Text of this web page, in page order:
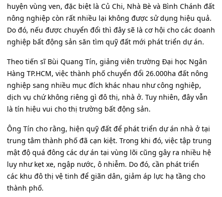
huyện vùng ven, đặc biệt là Củ Chi, Nhà Bè và Bình Chánh đất
nông nghiệp còn rất nhiều lại không được sử dụng hiệu quả.
Do đó, nếu được chuyển đổi thì đây sẽ là cơ hội cho các doanh
nghiệp bất động sản săn tìm quỹ đất mới phát triển dự án.
Theo tiến sĩ Bùi Quang Tín, giảng viên trường Đại học Ngân
Hàng TP.HCM, việc thành phố chuyển đổi 26.000ha đất nông
nghiệp sang nhiều mục đích khác nhau như công nghiệp,
dịch vụ chứ không riêng gì đô thị, nhà ở. Tuy nhiên, đây vẫn
là tín hiệu vui cho thị trường bất động sản.
Ông Tín cho rằng, hiện quỹ đất để phát triển dự án nhà ở tại
trung tâm thành phố đã cạn kiệt. Trong khi đó, việc tập trung
mật độ quá đông các dự án tại vùng lõi cũng gây ra nhiều hệ
lụy như kẹt xe, ngập nước, ô nhiễm. Do đó, cần phát triển
các khu đô thị vệ tinh để giãn dân, giảm áp lực hạ tầng cho
thành phố.